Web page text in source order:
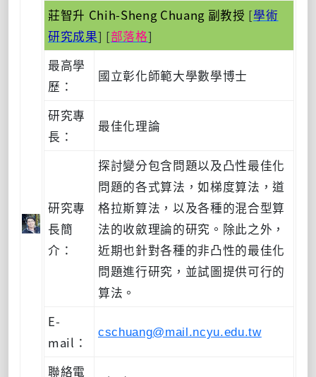
莊智升 Chih-Sheng Chuang 副教授 [學術
研究成果] [部落格]
最高學
歷：
國立彰化師範大學數學博士
研究專
長：
最佳化理論
研究專
長簡
介：
探討變分包含問題以及凸性最佳化
問題的各式算法，如梯度算法，道
格拉斯算法，以及各種的混合型算
法的收斂理論的研究。除此之外，
近期也針對各種的非凸性的最佳化
問題進行研究，並試圖提供可行的
算法。
E-
mail：
cschuang@mail.ncyu.edu.tw
聯絡電